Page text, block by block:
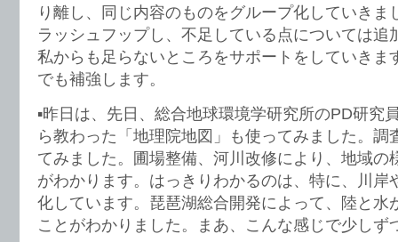
り離し、同じ内容のものをグループ化していきま
ラッシュフップし、不足している点については追
私からも足らないところをサポートをしていきま
でも補強します。
▪︎昨日は、先日、総合地球環境学研究所のPD研究
ら教わった「地理院地図」も使ってみました。調
てみました。圃場整備、河川改修により、地域の
がわかります。はっきりわかるのは、特に、川岸
化しています。琵琶湖総合開発によって、陸と水
ことがわかりました。まあ、こんな感じで少しず